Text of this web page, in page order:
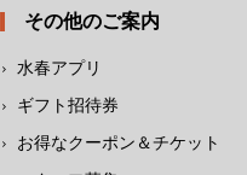
その他のご案内
水春アプリ
ギフト招待券
お得なクーポン＆チケット